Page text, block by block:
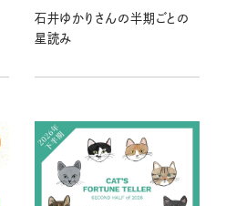
石井ゆかりさんの半期ごとの
星読み